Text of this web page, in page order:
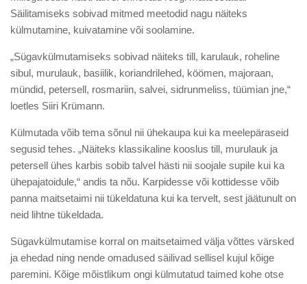
Säilitamiseks sobivad mitmed meetodid nagu näiteks
külmutamine, kuivatamine või soolamine.
„Sügavkülmutamiseks sobivad näiteks till, karulauk, roheline
sibul, murulauk, basiilik, koriandrilehed, köömen, majoraan,
mündid, petersell, rosmariin, salvei, sidrunmeliss, tüümian jne,“
loetles Siiri Krümann.
Külmutada võib tema sõnul nii ühekaupa kui ka meelepäraseid
segusid tehes. „Näiteks klassikaline kooslus till, murulauk ja
petersell ühes karbis sobib talvel hästi nii soojale supile kui ka
ühepajatoidule,“ andis ta nõu. Karpidesse või kottidesse võib
panna maitsetaimi nii tükeldatuna kui ka tervelt, sest jäätunult on
neid lihtne tükeldada.
Sügavkülmutamise korral on maitsetaimed välja võttes värsked
ja ehedad ning nende omadused säilivad sellisel kujul kõige
paremini. Kõige mõistlikum ongi külmutatud taimed kohe otse